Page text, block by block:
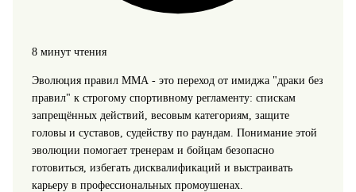
8 минут чтения
Эволюция правил ММА - это переход от имиджа "драки без
правил" к строгому спортивному регламенту: спискам
запрещённых действий, весовым категориям, защите
головы и суставов, судейству по раундам. Понимание этой
эволюции помогает тренерам и бойцам безопасно
готовиться, избегать дисквалификаций и выстраивать
карьеру в профессиональных промоушенах.